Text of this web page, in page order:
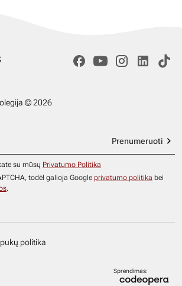
© 2026
Prenumeruoti
su mūsų Privatumo Politika
todėl galioja Google privatumo politika bei
.
politika
Sprendimas: